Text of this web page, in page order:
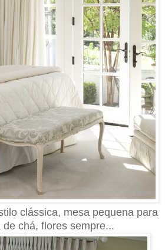
clássica, mesa pequena para
chá, flores sempre...